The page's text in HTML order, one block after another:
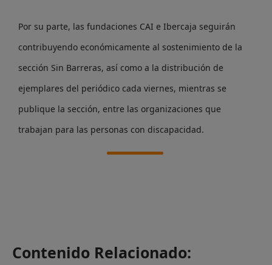
Por su parte, las fundaciones CAI e Ibercaja seguirán
contribuyendo económicamente al sostenimiento de la
sección Sin Barreras, así como a la distribución de
ejemplares del periódico cada viernes, mientras se
publique la sección, entre las organizaciones que
trabajan para las personas con discapacidad.
Contenido Relacionado: